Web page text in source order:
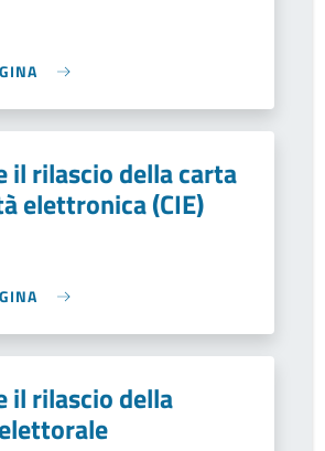
il rilascio della carta
elettronica (CIE)
il rilascio della